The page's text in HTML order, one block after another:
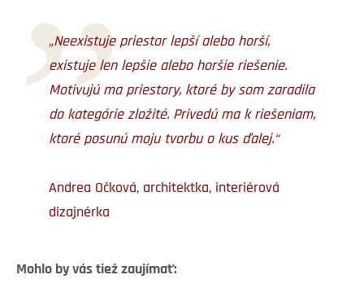
„Neexistuje priestor lepší alebo horší,
existuje len lepšie alebo horšie riešenie.
Motivujú ma priestory, ktoré by som zaradila
do kategórie zložité. Privedú ma k riešeniam,
ktoré posunú moju tvorbu o kus ďalej.“
Andrea Očková, architektka, interiérová
dizajnérka
Mohlo by vás tiež zaujímať: